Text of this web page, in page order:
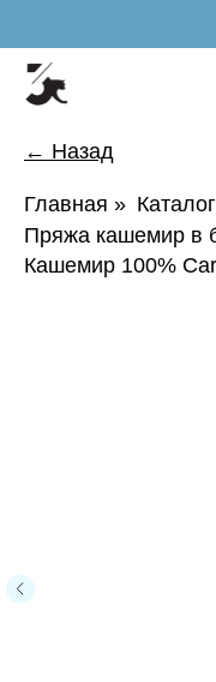
← Назад
Главная » Каталог
Пряжа кашемир в
Кашемир 100%